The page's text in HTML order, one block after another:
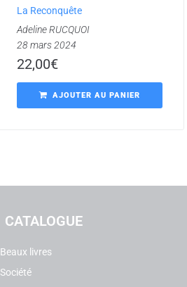
La Reconquête
Adeline RUCQUOI
28 mars 2024
22,00€
AJOUTER AU PANIER
CATALOGUE
Beaux livres
Société